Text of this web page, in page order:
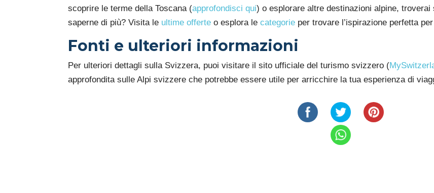
scoprire le terme della Toscana (approfondisci qui) o esplorare altre destinazioni alpine,
saperne di più? Visita le ultime offerte o esplora lecategorie per trovare l’ispirazione perfetta
Fonti e ulteriori informazioni
Per ulteriori dettagli sulla Svizzera, puoi visitare il sito ufficiale del turismo svizzero (
approfondita sulle Alpi svizzere che potrebbe essere utile per arricchire la tua esperienza di